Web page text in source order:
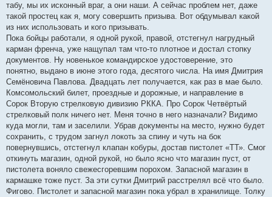
табу, мы их исконный враг, а они наши. А сейчас проблем нет, даже
такой простец как я, могу совершить призыва. Вот обдумывал какой
из них использовать и кого призывать.
Пока бойцы работали, я одной рукой, правой, отстегнул нагрудный
карман френча, уже нащупал там что-то плотное и достал стопку
документов. Ну новенькое командирское удостоверение, это
понятно, выдано в июне этого года, десятого числа. На имя Дмитрия
Семёновича Павлова. Двадцать лет получается, как раз в мае было.
Комсомольский билет, проездные и дорожные, и направление в
Сорок Вторую стрелковую дивизию РККА. Про Сорок Четвёртый
стрелковый полк ничего нет. Меня точно в него назначали? Видимо
куда могли, там и заселили. Убрав документы на место, нужно будет
сохранить, с трудом загнул локоть за спину и чуть на бок
повернувшись, отстегнул клапан кобуры, достав пистолет «ТТ». Смог
откинуть магазин, одной рукой, но было ясно что магазин пуст, от
пистолета воняло свежесгоревшим порохом. Запасной магазин в
кармашке тоже пуст. За эти сутки Дмитрий расстрелял всё что было.
Фигово. Пистолет и запасной магазин пока убрал в хранилище. Толку